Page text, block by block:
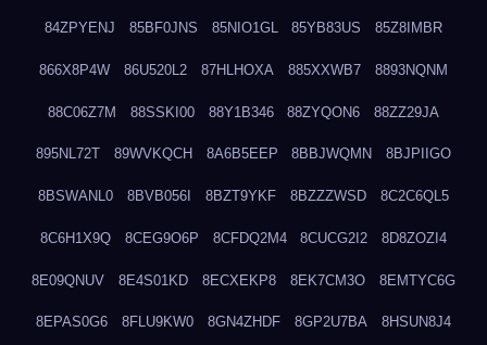
84ZPYENJ 85BF0JNS 85NIO1GL 85YB83US 85Z8IMBR
866X8P4W 86U520L2 87HLHOXA 885XXWB7 8893NQNM
88C06Z7M 88SSKI00 88Y1B346 88ZYQON6 88ZZ29JA
895NL72T 89WVKQCH 8A6B5EEP 8BBJWQMN 8BJPIIGO
8BSWANL0 8BVB056I 8BZT9YKF 8BZZZWSD 8C2C6QL5
8C6H1X9Q 8CEG9O6P 8CFDQ2M4 8CUCG2I2 8D8ZOZI4
8E09QNUV 8E4S01KD 8ECXEKP8 8EK7CM3O 8EMTYC6G
8EPAS0G6 8FLU9KW0 8GN4ZHDF 8GP2U7BA 8HSUN8J4